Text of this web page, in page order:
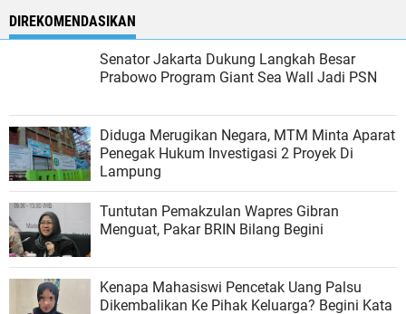
DIREKOMENDASIKAN
Senator Jakarta Dukung Langkah Besar
Prabowo Program Giant Sea Wall Jadi PSN
Diduga Merugikan Negara, MTM Minta Aparat
Penegak Hukum Investigasi 2 Proyek Di
Lampung
Tuntutan Pemakzulan Wapres Gibran
Menguat, Pakar BRIN Bilang Begini
Kenapa Mahasiswi Pencetak Uang Palsu
Dikembalikan Ke Pihak Keluarga? Begini Kata